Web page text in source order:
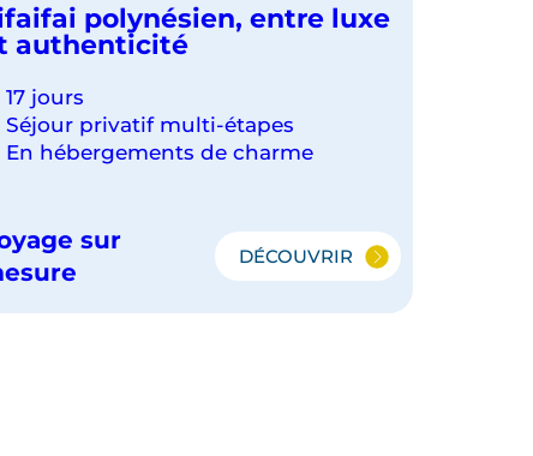
polynésien, entre luxe
authenticité
17 jours
Séjour privatif multi-étapes
En hébergements de charme
sur
DÉCOUVRIR
TIFAIFAI
POLYNÉSIEN,
ENTRE